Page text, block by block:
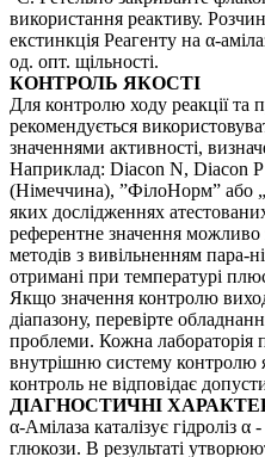
використання реактиву.
екстинкція Реагенту на α-
од. опт. щільності.
КОНТРОЛЬ ЯКОСТІ
Для контролю ходу реакції та
рекомендується
значеннями активності,
Наприклад: Diacon N, Diacon
(Німеччина), ”ФілоНорм” або
яких дослідженнях
референтне значення можливо
методів з вивільненням пара-
отримані при температурі
Якщо значення контролю
діапазону, перевірте
проблеми. Кожна лабораторія
внутрішню систему контролю
контроль не відповідає
ДІАГНОСТИЧНІ
α-Амілаза каталізує гідроліз
глюкози. В результаті